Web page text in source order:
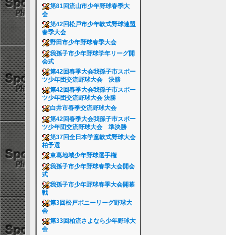
第81回流山市少年野球春季大
会
第42回松戸市少年軟式野球連盟
春季大会
野田市少年野球春季大会
我孫子市少年野球学年リーグ開
会式
第42回春季大会我孫子市スポー
ツ少年団交流野球大会 決勝
第42回春季大会我孫子市スポー
ツ少年団交流野球大会 決勝
白井市春季交流野球大会
第42回春季大会我孫子市スポー
ツ少年団交流野球大会 準決勝
第37回全日本学童軟式野球大会
柏予選
東葛地域少年野球選手権
我孫子市少年野球春季大会開会
式
我孫子市少年野球春季大会開幕
戦
第3回松戸ポニーリーグ野球大
会
第33回柏流さよなら少年野球大
会